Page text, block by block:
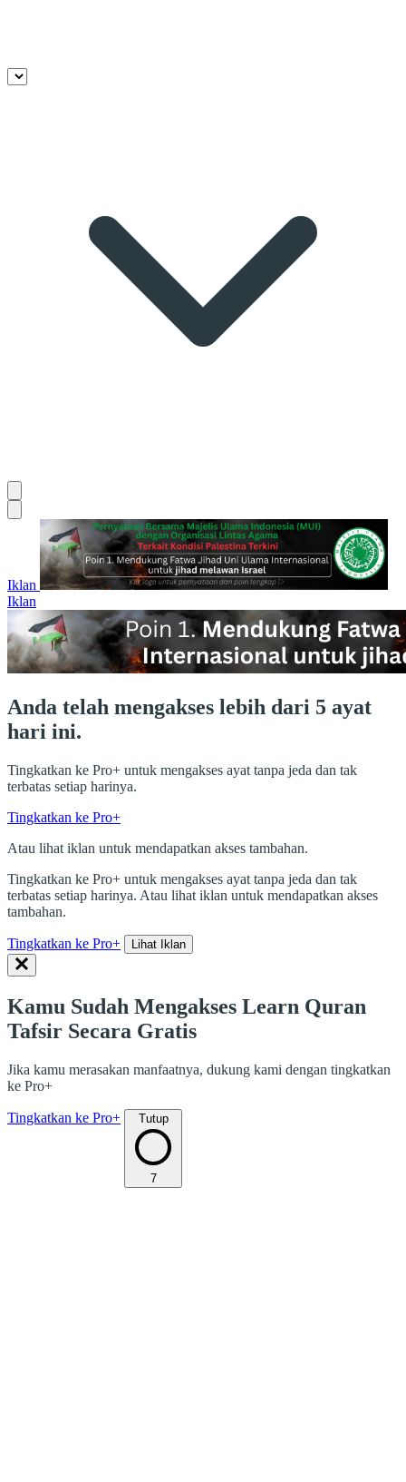
Iklan
Iklan
Anda telah mengakses lebih dari 5 ayat
hari ini.
Tingkatkan ke Pro+ untuk mengakses ayat tanpa jeda dan tak
terbatas setiap harinya.
Tingkatkan ke Pro+
Atau lihat iklan untuk mendapatkan akses tambahan.
Tingkatkan ke Pro+ untuk mengakses ayat tanpa jeda dan tak
terbatas setiap harinya. Atau lihat iklan untuk mendapatkan akses
tambahan.
Tingkatkan ke Pro+ Lihat Iklan
Kamu Sudah Mengakses Learn Quran
Tafsir Secara Gratis
Jika kamu merasakan manfaatnya, dukung kami dengan tingkatkan
ke Pro+
Tingkatkan ke Pro+ Tutup
7